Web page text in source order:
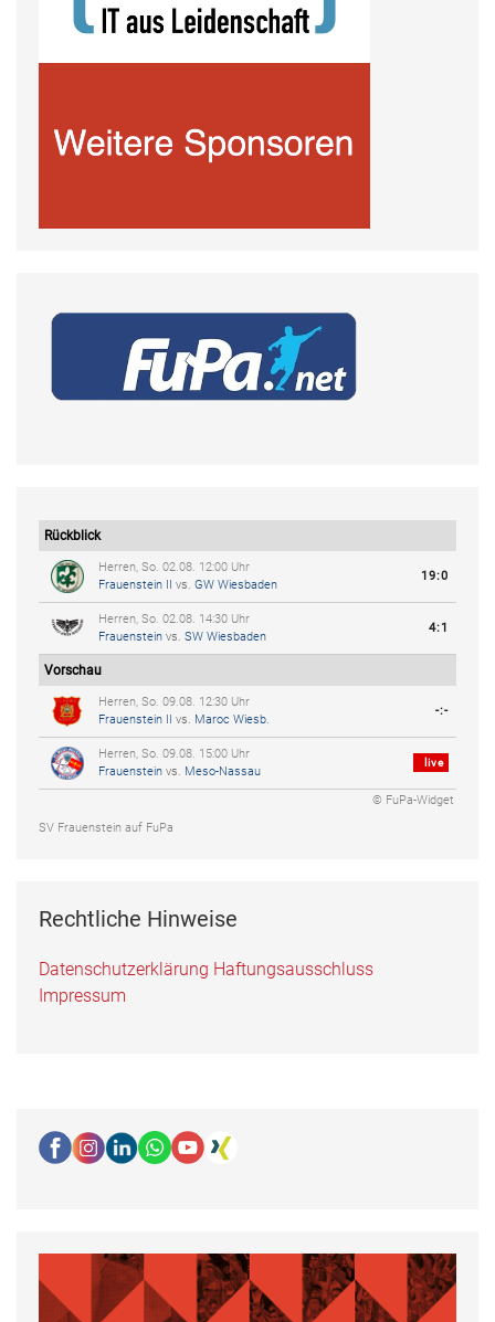
Rückblick
Herren, So. 02.08. 12:00 Uhr
Frauenstein II vs. GW Wiesbaden
19:0
Herren, So. 02.08. 14:30 Uhr
Frauenstein vs. SW Wiesbaden
4:1
Vorschau
Herren, So. 09.08. 12:30 Uhr
Frauenstein II vs. Maroc Wiesb.
-:-
Herren, So. 09.08. 15:00 Uhr
Frauenstein vs. Meso-Nassau
live
© FuPa-Widget
SV Frauenstein auf FuPa
Rechtliche Hinweise
Datenschutzerklärung Haftungsausschluss
Impressum